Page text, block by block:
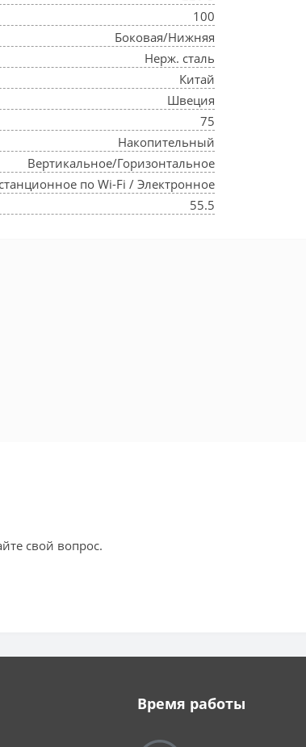
100
Боковая/Нижняя
Нерж. сталь
Китай
Швеция
75
Накопительный
Вертикальное/Горизонтальное
по Wi-Fi / Электронное
55.5
свой вопрос.
Время работы